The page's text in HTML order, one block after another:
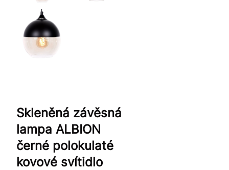
Skleněná závěsná
lampa ALBION
černé polokulaté
kovové svítidlo